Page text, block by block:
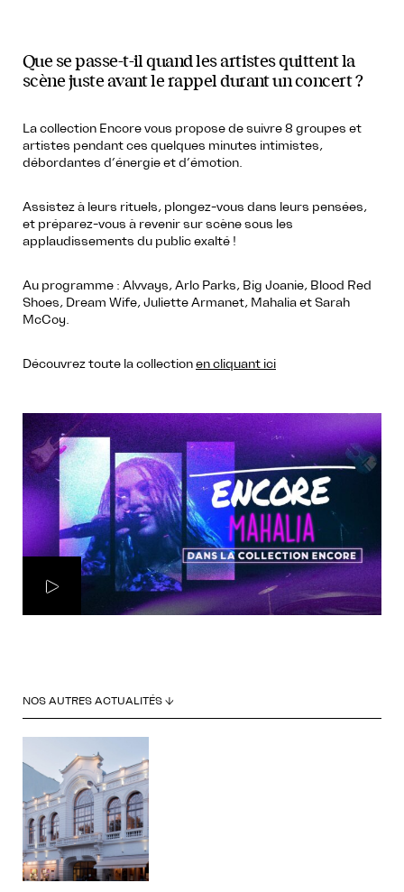
Que se passe-t-il quand les artistes quittent la
scène juste avant le rappel durant un concert ?
La collection Encore vous propose de suivre 8 groupes et
artistes pendant ces quelques minutes intimistes,
débordantes d’énergie et d’émotion.
Assistez à leurs rituels, plongez-vous dans leurs pensées,
et préparez-vous à revenir sur scène sous les
applaudissements du public exalté !
Au programme : Alvvays, Arlo Parks, Big Joanie, Blood Red
Shoes, Dream Wife, Juliette Armanet, Mahalia et Sarah
McCoy.
Découvrez toute la collectionen cliquant ici
NOS AUTRES ACTUALITÉS ↓